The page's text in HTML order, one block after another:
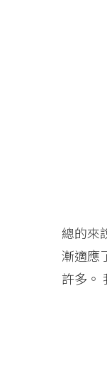
總的來
漸適應
許多。